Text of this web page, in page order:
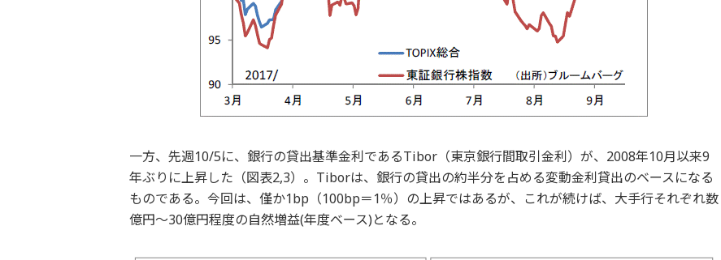
一方、先週10/5に、銀行の貸出基準金利であるTibor（東京銀行間取引金利）が、2008年10月以来9
年ぶりに上昇した（図表2,3）。Tiborは、銀行の貸出の約半分を占める変動金利貸出のベースになる
ものである。今回は、僅か1bp（100bp＝1％）の上昇ではあるが、これが続けば、大手行それぞれ数
億円～30億円程度の自然増益(年度ベース)となる。